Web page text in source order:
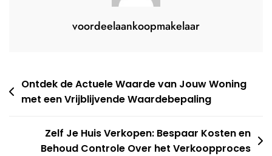
voordeelaankoopmakelaar
Berichtnavigatie
Ontdek de Actuele Waarde van Jouw Woning
met een Vrijblijvende Waardebepaling
Zelf Je Huis Verkopen: Bespaar Kosten en
Behoud Controle Over het Verkoopproces